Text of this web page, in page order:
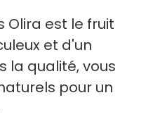
Olira est le fruit
et d'un
la qualité, vous
pour un